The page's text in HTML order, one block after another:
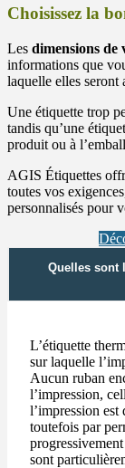
Choisissez la
Les dimensions de
informations que
laquelle elles seront
Une étiquette trop
tandis qu’une
produit ou à
AGIS Étiquettes
toutes vos
personnalisés pour
Quelles sont
L’étiquette
sur laquelle
Aucun ruban
l’impression,
l’impression
toutefois par
sont